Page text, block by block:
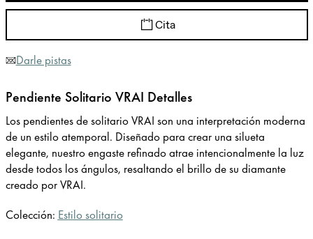
Cita
Darle pistas
Pendiente Solitario VRAI Detalles
Los pendientes de solitario VRAI son una interpretación moderna
de un estilo atemporal. Diseñado para crear una silueta
elegante, nuestro engaste refinado atrae intencionalmente la luz
desde todos los ángulos, resaltando el brillo de su diamante
creado por VRAI.
Colección: Estilo solitario